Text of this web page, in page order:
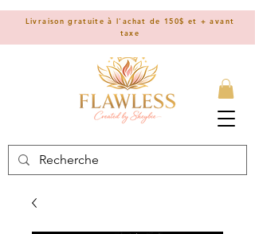
Livraison gratuite à l'achat de 150$ et + avant
taxe